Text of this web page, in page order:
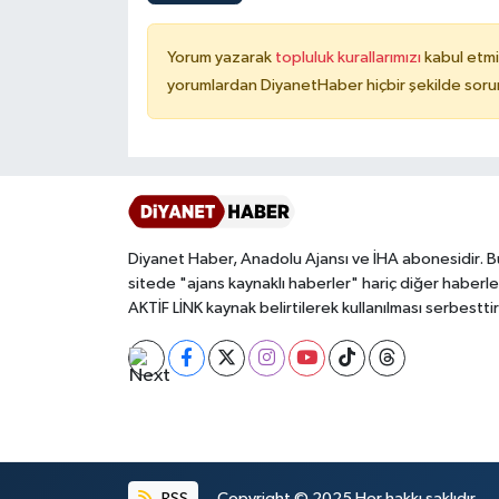
Yorum yazarak topluluk kurallarımızı kabul
yorumlardan DiyanetHaber hiçbir şekilde
Diyanet Haber, Anadolu Ajansı ve İHA abonesidir.
sitede "ajans kaynaklı haberler" hariç diğer
AKTİF LİNK kaynak belirtilerek kullanılması
Karaman Müftülüğü
Kars Müftülüğü
Kayseri Müftülüğü
Kilis Müftülüğü
Kırıkkale Müftülüğü
Kırklareli Müftülüğü
Kocaeli Müftülüğü